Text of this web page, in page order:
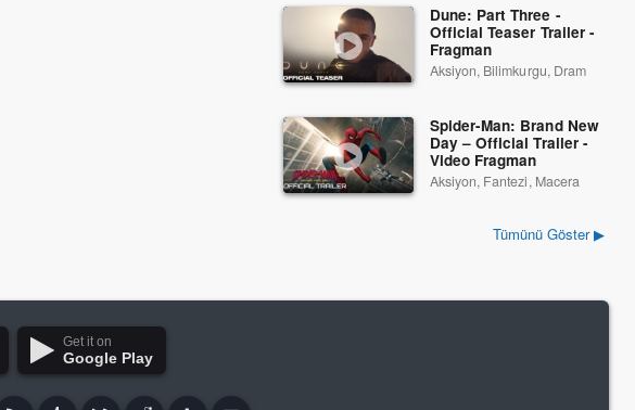
Dune: Part Three -
Official Teaser Trailer -
Fragman
Aksiyon, Bilimkurgu, Dram
Spider-Man: Brand New
Day – Official Trailer -
Video Fragman
Aksiyon, Fantezi, Macera
Tümünü Göster ▶
Get it on
Google Play